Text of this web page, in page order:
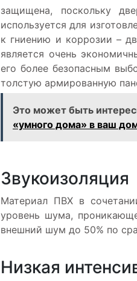
защищена, поскольку
используется для
к гниению и коррозии –
является очень
его более безопасным
толстую армированную
Это может быть
«умного дома» в ваш
Звукоизоляция
Материал ПВХ в
уровень шума,
внешний шум до 50% по
Низкая